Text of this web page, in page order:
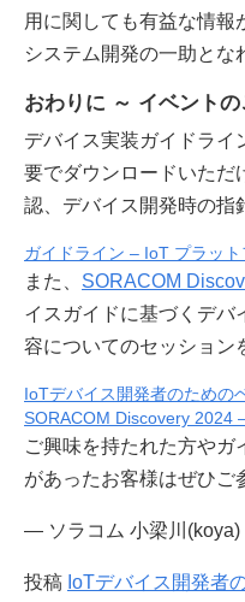
用に関しても有益な情報
システム開発の一助とな
おわりに ～ イベントの
デバイス実装ガイドライ
要でダウンロードいただ
認、デバイス開発時の指
ガイドライン – IoT プラッ
また、 SORACOM
イスガイドに基づくデバ
容についてのセッション
IoTデバイス開発者のための
SORACOM Discovery 2024
ご興味を持たれた方やガ
があったお客様はぜひご
― ソラコム 小梁川(koya)
投稿 IoTデバイス開発者